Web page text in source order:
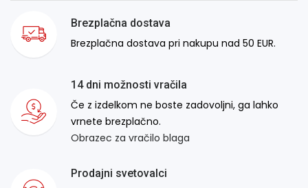
Brezplačna dostava
Brezplačna dostava pri nakupu nad 50 EUR.
14 dni možnosti vračila
Če z izdelkom ne boste zadovoljni, ga lahko
vrnete brezplačno.
Obrazec za vračilo blaga
Prodajni svetovalci